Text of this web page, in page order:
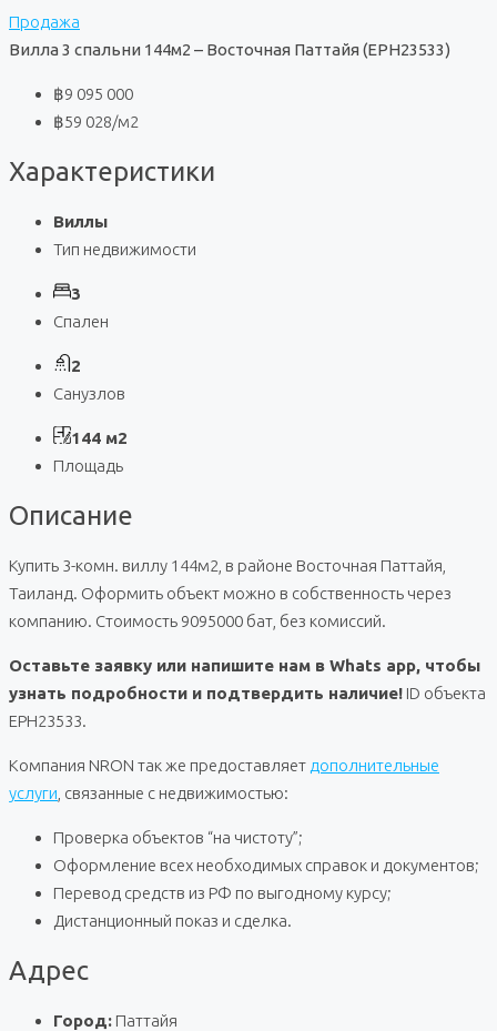
Продажа
Вилла 3 спальни 144м2 – Восточная Паттайя (EPH23533)
฿9 095 000
฿59 028/м2
Характеристики
Виллы
Тип недвижимости
3
Спален
2
Санузлов
144 м2
Площадь
Описание
Купить 3-комн. виллу 144м2, в районе Восточная Паттайя,
Таиланд. Оформить объект можно в собственность через
компанию. Стоимость 9095000 бат, без комиссий.
Оставьте заявку или напишите нам в Whats app, чтобы
узнать подробности и подтвердить наличие! ID объекта
EPH23533.
Компания NRON так же предоставляет дополнительные
услуги , связанные с недвижимостью:
Проверка объектов “на чистоту”;
Оформление всех необходимых справок и документов;
Перевод средств из РФ по выгодному курсу;
Дистанционный показ и сделка.
Адрес
Город: Паттайя